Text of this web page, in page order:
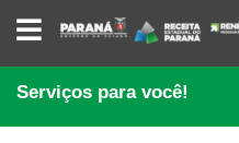
PORTAL
DE
DE
DÉBITOS
Serviços para você!